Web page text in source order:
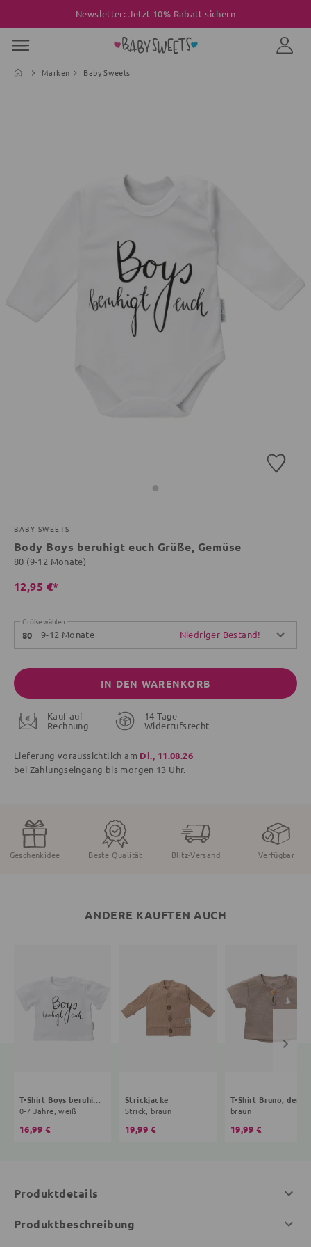
Newsletter: Jetzt 10% Rabatt sichern
Marken Baby Sweets
BABY SWEETS
Body Boys beruhigt euch Grüße, Gemüse
80 (9-12 Monate)
12,95 €*
Größe wählen
80 9-12 Monate Niedriger Bestand!
IN DEN WARENKORB
Kauf auf
Rechnung
14 Tage
Widerrufsrecht
Lieferung voraussichtlich am Di., 11.08.26
bei Zahlungseingang bis morgen 13 Uhr.
Geschenkidee Beste Qualität Blitz-Versand Verfügbar
ANDERE KAUFTEN AUCH
T-Shirt Boys beruhigt euch Grüße, Gemüse
0-7 Jahre, weiß
16,99 €
Strickjacke
Strick, braun
19,99 €
braun
19,99 €
Produktdetails
Produktbeschreibung